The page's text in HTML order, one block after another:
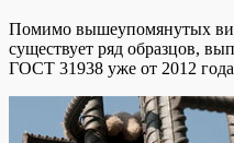
Помимо вышеупомянутых
существует ряд образцов,
ГОСТ 31938 уже от 2012